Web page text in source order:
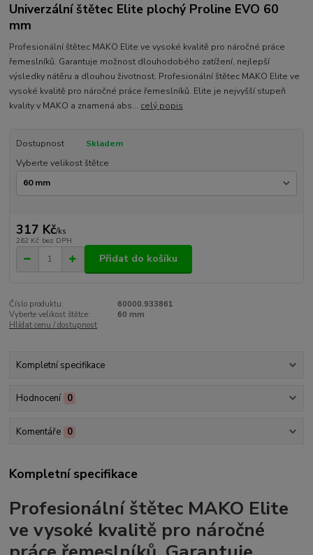
Univerzální štětec Elite plochý Proline EVO 60
mm
Profesionální štětec MAKO Elite ve vysoké kvalitě pro náročné práce
řemeslníků. Garantuje možnost dlouhodobého zatížení, nejlepší
výsledky nátěru a dlouhou životnost. Profesionální štětec MAKO Elite ve
vysoké kvalitě pro náročné práce řemeslníků. Elite je nejvyšší stupeň
kvality v MAKO a znamená abs... celý popis
Dostupnost
Skladem
Vyberte velikost štětce
317 Kč/ks
262 Kč bez DPH
Přidat do košíku
Číslo produktu:
60000.933861
Vyberte velikost štětce:
60 mm
Hlídat cenu / dostupnost
Kompletní specifikace
Hodnocení 0
Komentáře 0
Kompletní specifikace
Profesionální štětec MAKO Elite
ve vysoké kvalitě pro náročné